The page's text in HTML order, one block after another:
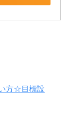
方☆目標設